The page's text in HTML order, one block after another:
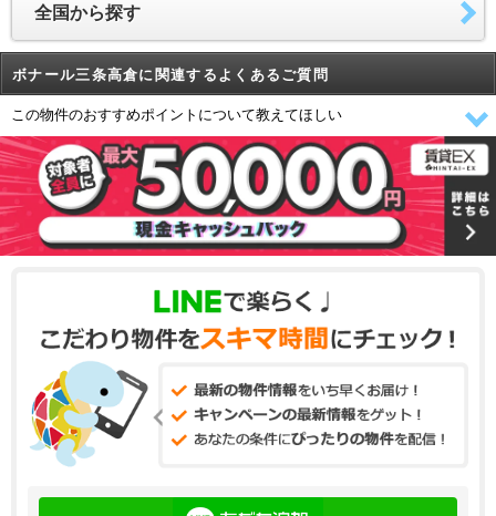
全国から探す
ボナール三条高倉に関連するよくあるご質問
この物件のおすすめポイントについて教えてほしい